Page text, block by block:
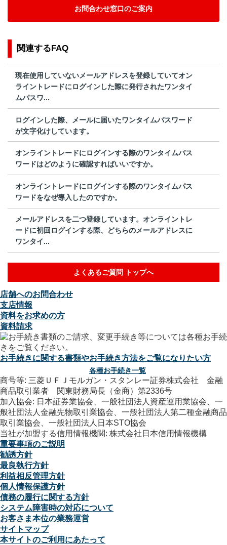
お問合わせ窓口のご案内
関連するFAQ
現在使用していないメールアドレスを登録していてオン
ライントレードにログインした際に発行されたワンタイ
ムパスワ...
ログインした際、メールに届いたワンタイムパスワード
が文字化けしています。
オンライントレードにログインする際のワンタイムパス
ワードはどのように確認すればいいですか。
オンライントレードにログインする際のワンタイムパス
ワードをなぜ導入したのですか。
メールアドレスを二つ登録しています。オンライントレ
ードに初回ログインする際、どちらのメールアドレスに
ワンタイ...
よくあるご質問 トップへ
店舗へのお問合わせ
支店情報
資料をお求めの方
資料請求
お手続きに関する書類やお手続き方法をご覧になりたい方
各種お手続き一覧
商号等: 三菱ＵＦＪモルガン・スタンレー証券株式会社 金融
商品取引業者 関東財務局長（金商）第2336号
加入協会: 日本証券業協会、一般社団法人資産運用業協会、一
般社団法人金融先物取引業協会、一般社団法人第二種金融商品
取引業協会、一般社団法人日本STO協会
当社が加盟する信用情報機関: 株式会社日本信用情報機構
重要事項のご説明
勧誘方針
最良執行方針
利益相反管理方針
個人情報保護方針
債務の履行に関する方針
システム障害時の対応について
お客さま本位の業務運営
サイトマップ
本サイトのご利用にあたって